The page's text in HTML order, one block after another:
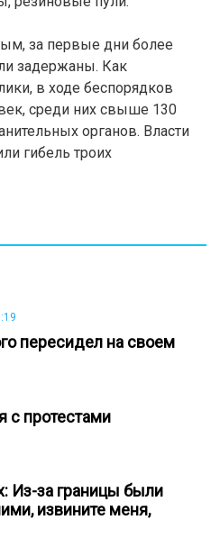
за первые дни более
задержаны. Как
в ходе беспорядков
среди них свыше 130
органов. Власти
гибель троих
пересидел на своем
с протестами
Из-за границы были
извините меня,